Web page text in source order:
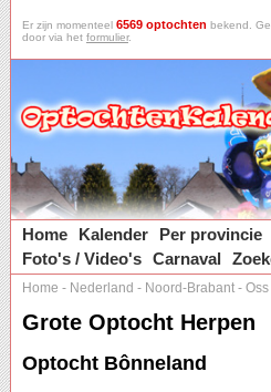
Er zijn momenteel 6569 optochten bekend.
door via het formulier.
Home
Kalender Per provincie
Foto's / Video's Carnaval
Home - Nederland - Noord-Brabant - Oss
Grote Optocht Herpen
Optocht Bônneland